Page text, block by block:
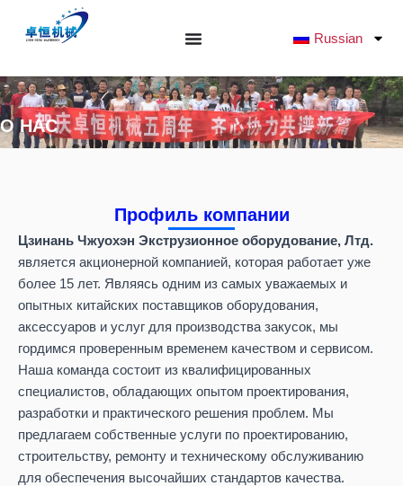
Russian
О НАС
Профиль компании
Цзинань Чжуохэн Экструзионное оборудование, Лтд.
является акционерной компанией, которая работает уже
более 15 лет. Являясь одним из самых уважаемых и
опытных китайских поставщиков оборудования,
аксессуаров и услуг для производства закусок, мы
гордимся проверенным временем качеством и сервисом.
Наша команда состоит из квалифицированных
специалистов, обладающих опытом проектирования,
разработки и практического решения проблем. Мы
предлагаем собственные услуги по проектированию,
строительству, ремонту и техническому обслуживанию
для обеспечения высочайших стандартов качества.